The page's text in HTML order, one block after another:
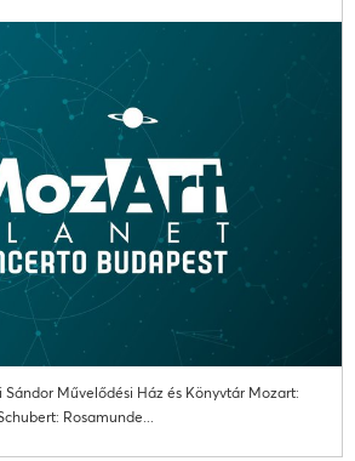
Sándor Művelődési Ház és Könyvtár Mozart:
Rosamunde...